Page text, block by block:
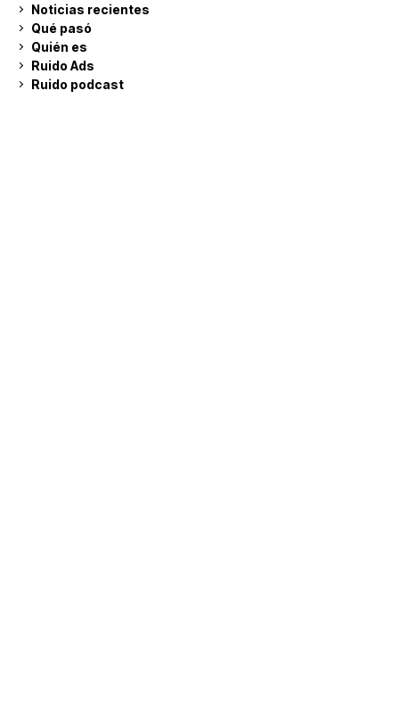
Noticias recientes
Qué pasó
Quién es
Ruido Ads
Ruido podcast